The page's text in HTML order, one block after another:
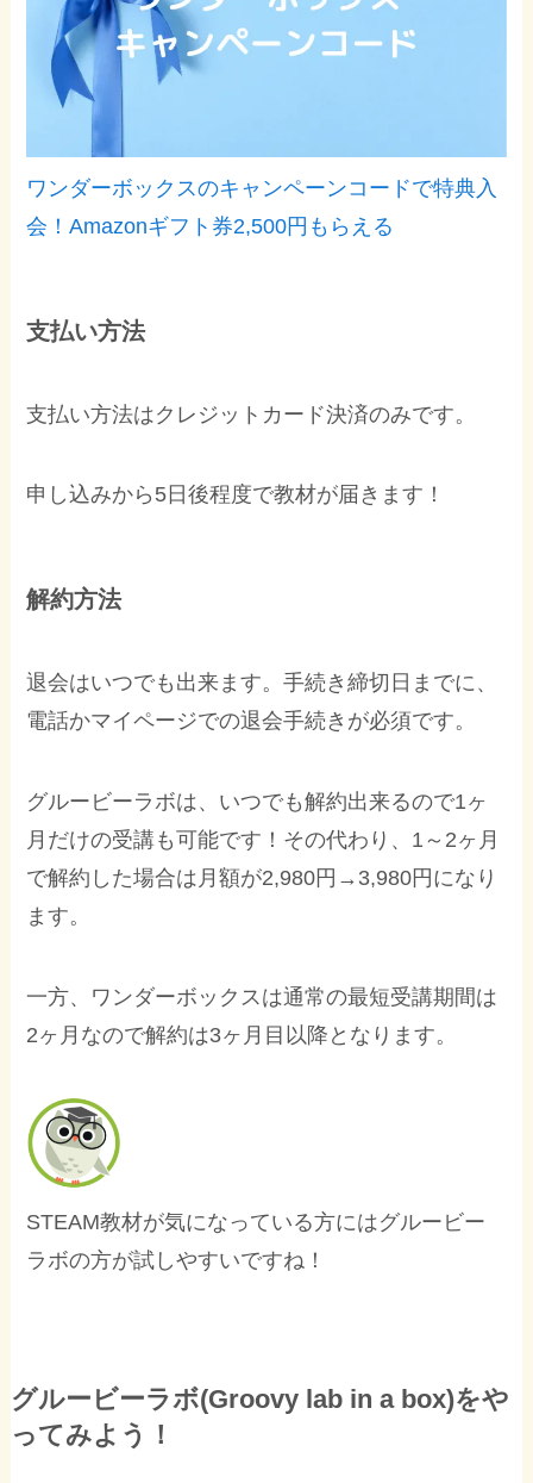
ワンダーボックスのキャンペーンコードで特典入
会！Amazonギフト券2,500円もらえる
支払い方法
支払い方法はクレジットカード決済のみです。
申し込みから5日後程度で教材が届きます！
解約方法
退会はいつでも出来ます。手続き締切日までに、
電話かマイページでの退会手続きが必須です。
グルービーラボは、いつでも解約出来るので1ヶ
月だけの受講も可能です！その代わり、1～2ヶ月
で解約した場合は月額が2,980円→3,980円になり
ます。
一方、ワンダーボックスは通常の最短受講期間は
2ヶ月なので解約は3ヶ月目以降となります。
STEAM教材が気になっている方にはグルービー
ラボの方が試しやすいですね！
グルービーラボ(Groovy lab in a box)をや
ってみよう！